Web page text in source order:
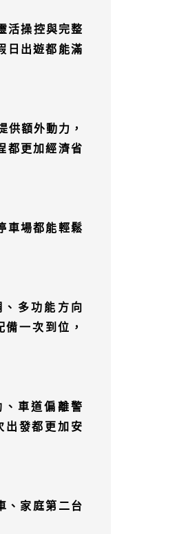
活操控與完整
日出遊都能滿
供額外動力，
都更加經濟省
車場都能輕鬆
多功能方向
一次到位，
車道偏離警
出發都更加安
、家庭第二台